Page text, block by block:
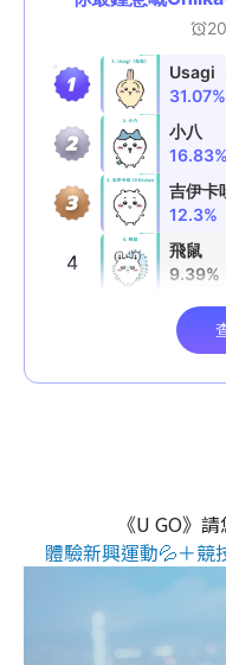
《U GO》
體驗新興運動💦＋競